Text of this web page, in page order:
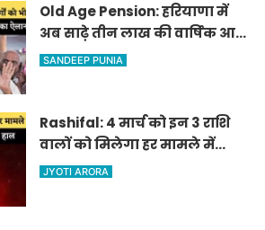
Old Age Pension: हरियाणा में
अब साढ़े तीन लाख की वार्षिक आय
वाले बुजुर्गों को भी मिलेगी बुढ़ापा
SANDEEP PUNIA
Rashifal: 4 मार्च को इन 3 राशि
वालों को मिलेगा हर मामले में
किस्मत का साथ, पढ़ें 12 राशियों का
JYOTI ARORA